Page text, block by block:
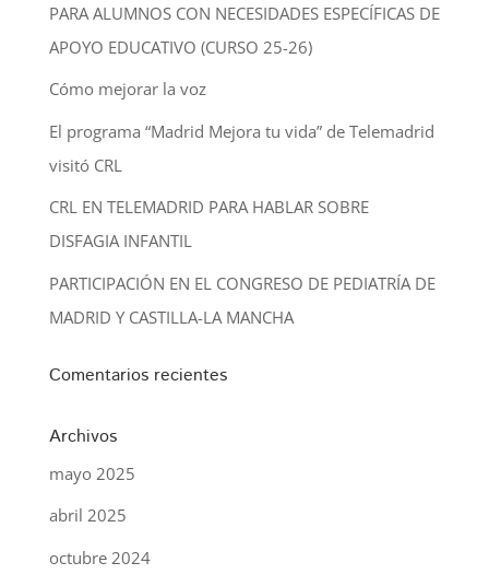
PARA ALUMNOS CON NECESIDADES ESPECÍFICAS DE
APOYO EDUCATIVO (CURSO 25-26)
Cómo mejorar la voz
El programa “Madrid Mejora tu vida” de Telemadrid
visitó CRL
CRL EN TELEMADRID PARA HABLAR SOBRE
DISFAGIA INFANTIL
PARTICIPACIÓN EN EL CONGRESO DE PEDIATRÍA DE
MADRID Y CASTILLA-LA MANCHA
Comentarios recientes
Archivos
mayo 2025
abril 2025
octubre 2024